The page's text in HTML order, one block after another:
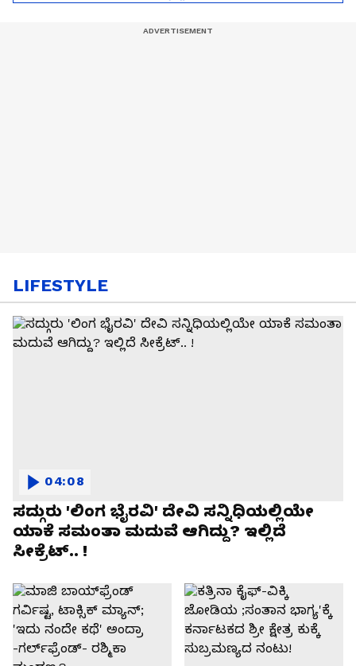
LIFESTYLE
ಸದ್ಗುರು 'ಲಿಂಗ ಭೈರವಿ' ದೇವಿ ಸನ್ನಿಧಿಯಲ್ಲಿಯೇ
ಯಾಕೆ ಸಮಂತಾ ಮದುವೆ ಆಗಿದ್ದು? ಇಲ್ಲಿದೆ
ಸೀಕ್ರೆಟ್.. !
04:08